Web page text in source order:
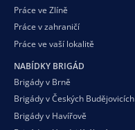
Práce ve Zlíně
Práce v zahraničí
Práce ve vaší lokalitě
NABÍDKY BRIGÁD
Brigády v Brně
Brigády v Českých Budějovicích
Brigády v Havířově